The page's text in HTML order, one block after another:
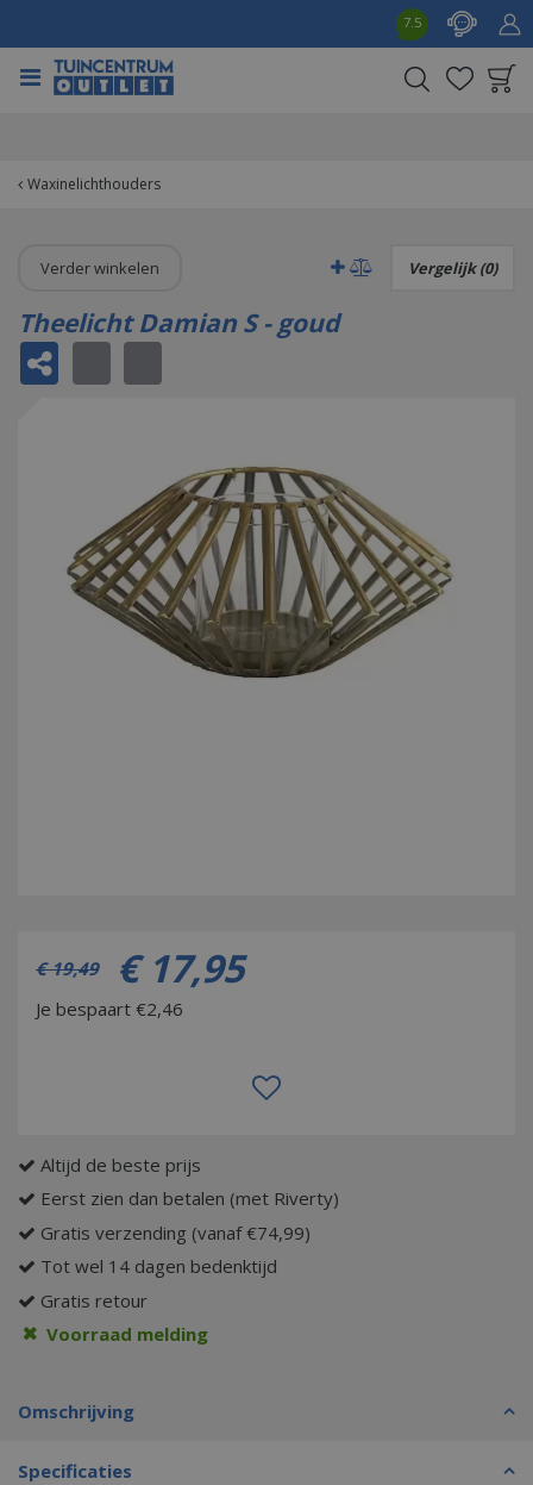
Waxinelichthouders
7.5
Verder winkelen Vergelijk (0)
Theelicht Damian S - goud
€ 19,49 € 17,95
Je bespaart €2,46
Altijd de beste prijs
Eerst zien dan betalen (met Riverty)
Gratis verzending (vanaf €74,99)
Tot wel 14 dagen bedenktijd
Gratis retour
Voorraad melding
Omschrijving
Specificaties